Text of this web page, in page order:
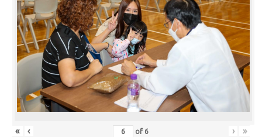
« ‹ of 6 › »